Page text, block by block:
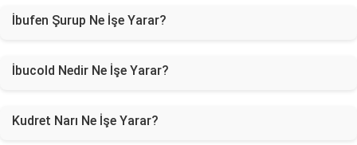
İbufen Şurup Ne İşe Yarar?
İbucold Nedir Ne İşe Yarar?
Kudret Narı Ne İşe Yarar?